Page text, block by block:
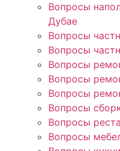
Вопросы
Дубае
Вопросы
Вопросы
Вопросы
Вопросы
Вопросы
Вопросы
Вопросы
Вопросы